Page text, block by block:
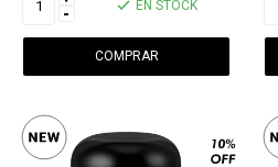
- EN STOCK